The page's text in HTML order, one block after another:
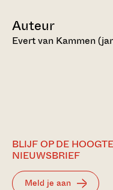
Auteur
Evert van Kammen
BLIJF OP DE
NIEUWSBRIEF
Meld je aan